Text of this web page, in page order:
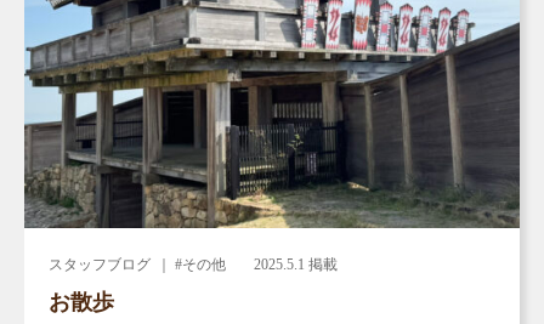
スタッフブログ ｜ #その他 2025.5.1 掲載
お散歩